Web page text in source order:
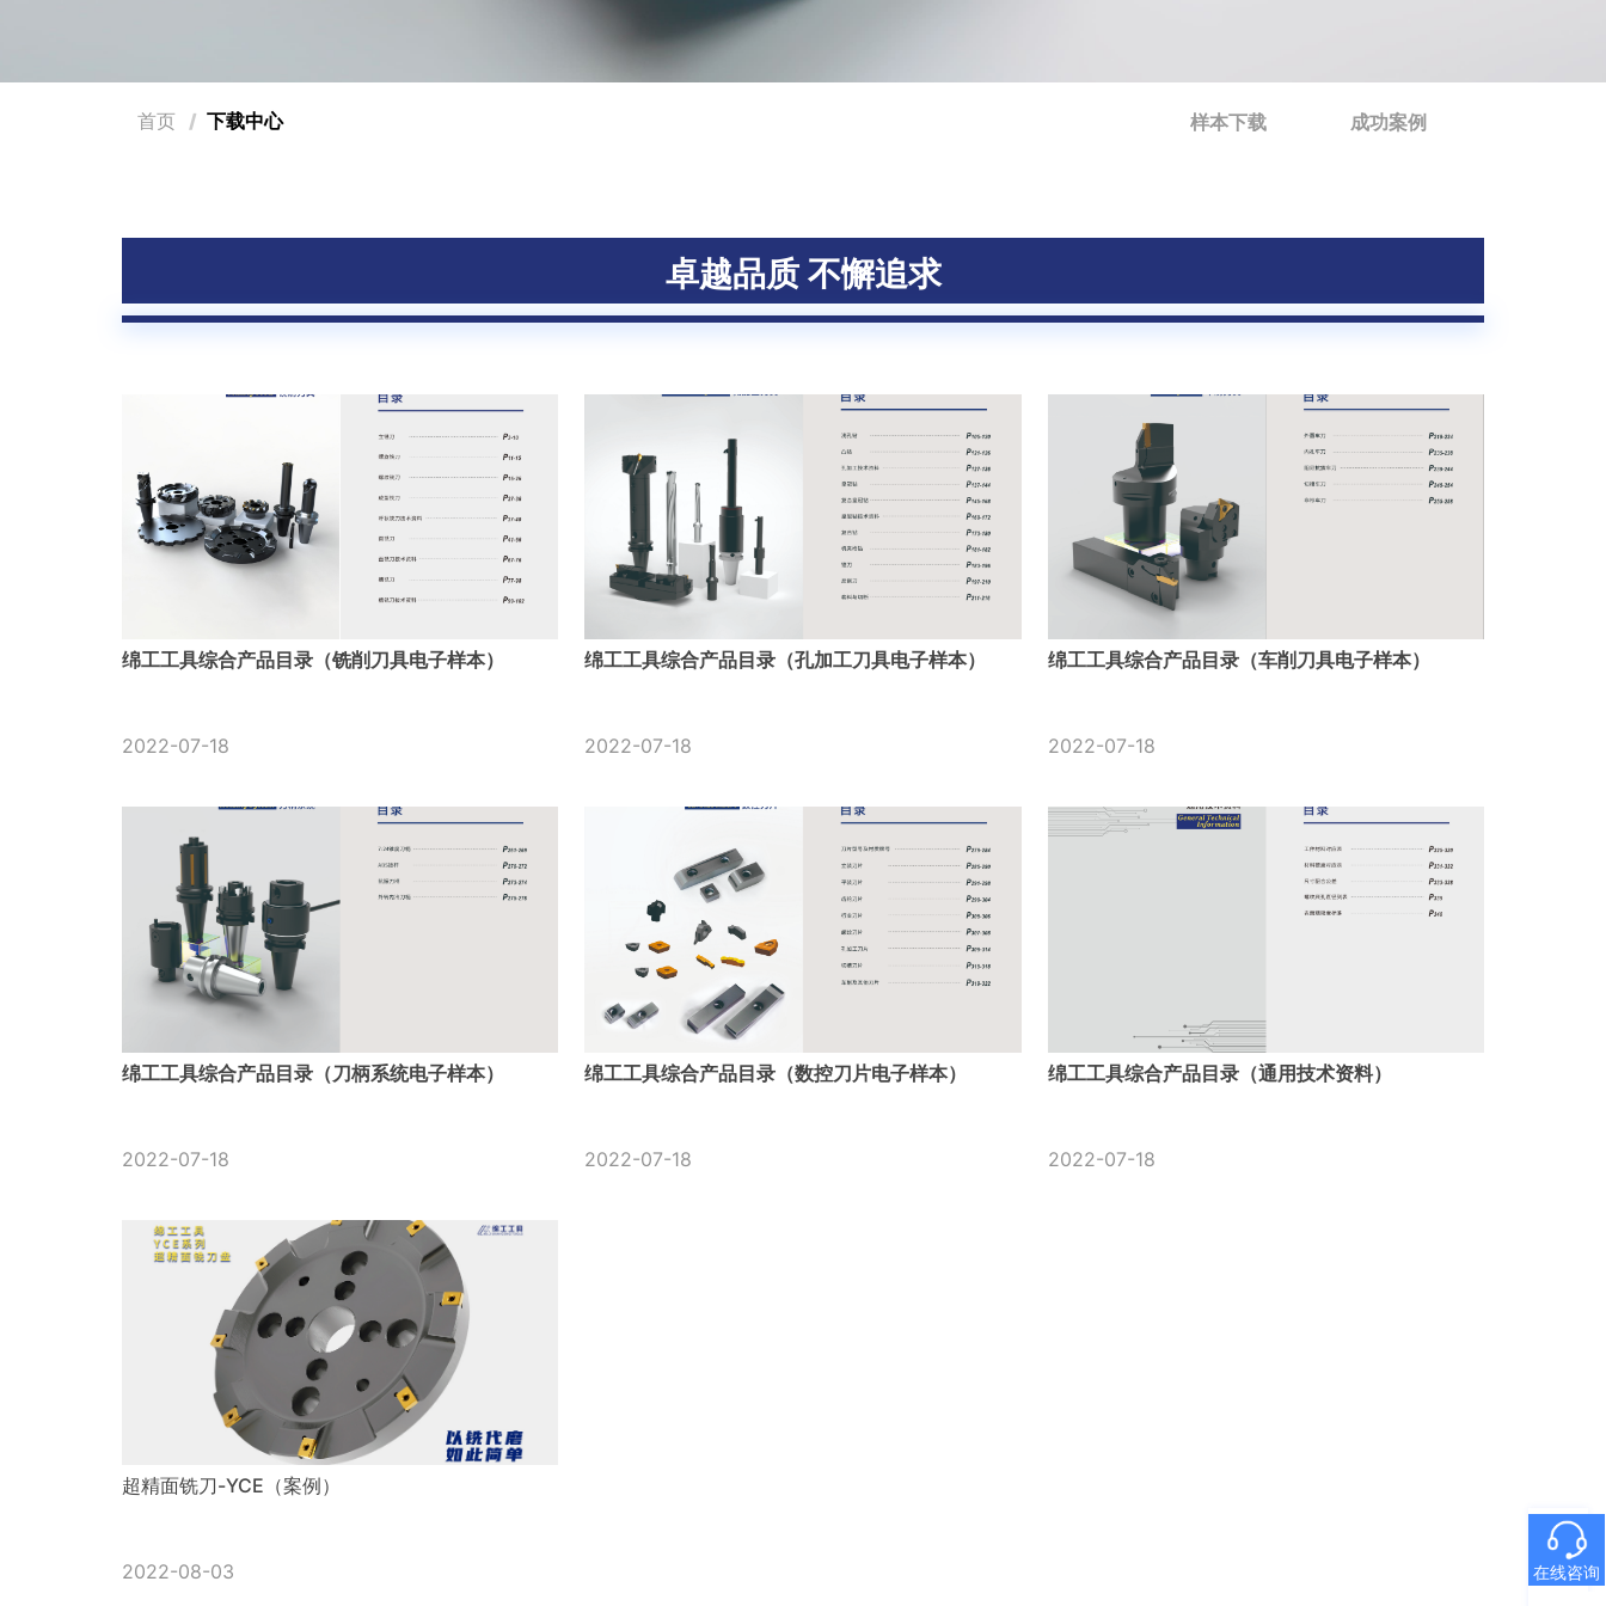
下载中心
下载中心
首页 下载中心 样本下载 成功案例
卓越品质 不懈追求
绵工工具综合产品目录（铣削刀具电子样本）
2022-07-18
绵工工具综合产品目录（孔加工刀具电子样本）
2022-07-18
绵工工具综合产品目录（车削刀具电子样本）
2022-07-18
绵工工具综合产品目录（刀柄系统电子样本）
2022-07-18
绵工工具综合产品目录（数控刀片电子样本）
2022-07-18
绵工工具综合产品目录（通用技术资料）
2022-07-18
在线咨询